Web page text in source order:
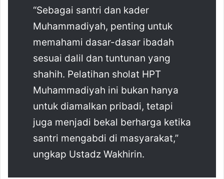
​“Sebagai santri dan kader
Muhammadiyah, penting untuk
memahami dasar-dasar ibadah
sesuai dalil dan tuntunan yang
shahih. Pelatihan sholat HPT
Muhammadiyah ini bukan hanya
untuk diamalkan pribadi, tetapi
juga menjadi bekal berharga ketika
santri mengabdi di masyarakat,”
ungkap Ustadz Wakhirin.